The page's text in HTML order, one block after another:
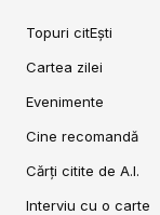
Topuri citEști
Cartea zilei
Evenimente
Cine recomandă
Cărți citite de A.I.
Interviu cu o carte